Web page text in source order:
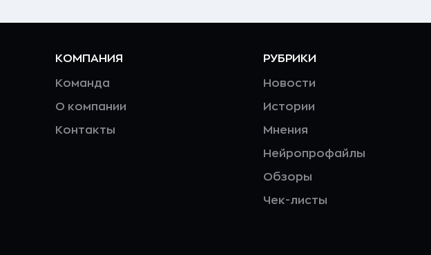
КОМПАНИЯ
Команда
О компании
Контакты
РУБРИКИ
Новости
Истории
Мнения
Нейропрофайлы
Обзоры
Чек-листы